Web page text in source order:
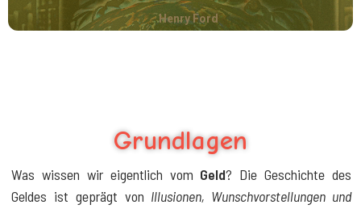
Henry Ford
Grundlagen
Was wissen wir eigentlich vom Geld? Die Geschichte des
Geldes ist geprägt von Illusionen, Wunschvorstellungen und